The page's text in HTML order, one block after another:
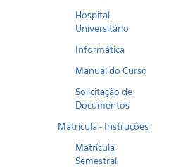
Hospital
Universitário
Informática
Manual do Curso
Solicitação de
Documentos
Matrícula - Instruções
Matrícula
Semestral